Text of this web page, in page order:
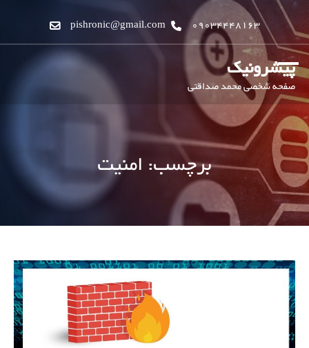
09034448163
pishronic@gmail.com
پیشرونیک
صفحه شخصی محمد صداقتی
برچسب: امنیت